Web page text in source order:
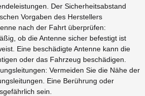
Der Sicherheitsabstand
Vorgaben des Herstellers
nach der Fahrt überprüfen:
ob die Antenne sicher befestigt ist
Eine beschädigte Antenne kann die
oder das Fahrzeug beschädigen.
Vermeiden Sie die Nähe der
Eine Berührung oder
sein.